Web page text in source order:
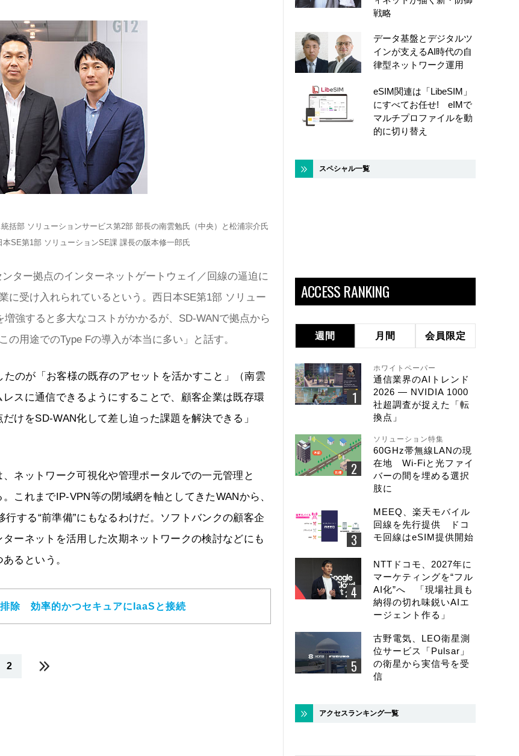
括部 ソリューションサービス第2部 部長の南雲勉氏（中央）と松浦宗介氏
SE第1部 ソリューションSE課 課長の阪本修一郎氏
ター拠点のインターネットゲートウェイ／回線の逼迫に
に受け入れられているという。西日本SE第1部 ソリュー
強すると多大なコストがかかるが、SD-WANで拠点から
用途でのType Fの導入が本当に多い」と話す。
のが「お客様の既存のアセットを活かすこと」（南雲
スに通信できるようにすることで、顧客企業は既存環
けをSD-WAN化して差し迫った課題を解決できる」
ネットワーク可視化や管理ポータルでの一元管理と
これまでIP-VPN等の閉域網を軸としてきたWANから、
する“前準備”にもなるわけだ。ソフトバンクの顧客企
ーネットを活用した次期ネットワークの検討などにも
るという。
排除 効率的かつセキュアにIaaSと接続
2
戦略
データ基盤とデジタルツ
インが支えるAI時代の自
律型ネットワーク運用
eSIM関連は「LibeSIM」
にすべてお任せ! eIMで
マルチプロファイルを動
的に切り替え
スペシャル一覧
ACCESS RANKING
週間 月間 会員限定
ホワイトペーパー
通信業界のAIトレンド
2026 ― NVIDIA 1000
社超調査が捉えた「転
換点」
ソリューション特集
60GHz帯無線LANの現
在地 Wi-Fiと光ファイ
バーの間を埋める選択
肢に
MEEQ、楽天モバイル
回線を先行提供 ドコ
モ回線はeSIM提供開始
NTTドコモ、2027年に
マーケティングを“フル
AI化”へ 「現場社員も
納得の切れ味鋭いAIエ
ージェント作る」
古野電気、LEO衛星測
位サービス「Pulsar」
の衛星から実信号を受
信
アクセスランキング一覧